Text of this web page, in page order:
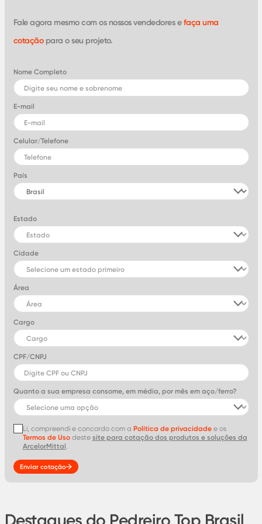
Fale agora mesmo com os nossos vendedores efaça uma
cotaçãopara o seu projeto.
Nome Completo
E-mail
Celular/Telefone
País
Estado
Cidade
Área
Cargo
CPF/CNPJ
Quanto a sua empresa consome, em média, por mês em aço/ferro?
Li, compreendi e concordo com a Política de privacidadee os
Termos de Usodeste site para cotação dos produtos e soluções da
ArcelorMittal.
Enviar cotação
Destaques do Pedreiro Top Brasil